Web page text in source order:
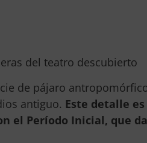
del teatro descubierto
de pájaro
antiguo. Este detalle
el Período Inicial, que